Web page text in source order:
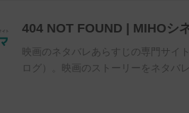
404 NOT FOUND | MIHOシ
映画のネタバレあらすじの専門サイ
ログ）。映画のストーリーをネタバ